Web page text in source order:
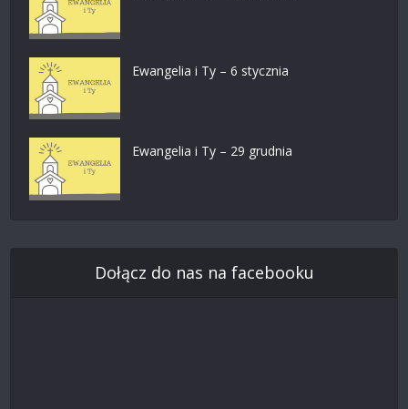
Ewangelia i Ty – 6 stycznia
Ewangelia i Ty – 29 grudnia
Dołącz do nas na facebooku